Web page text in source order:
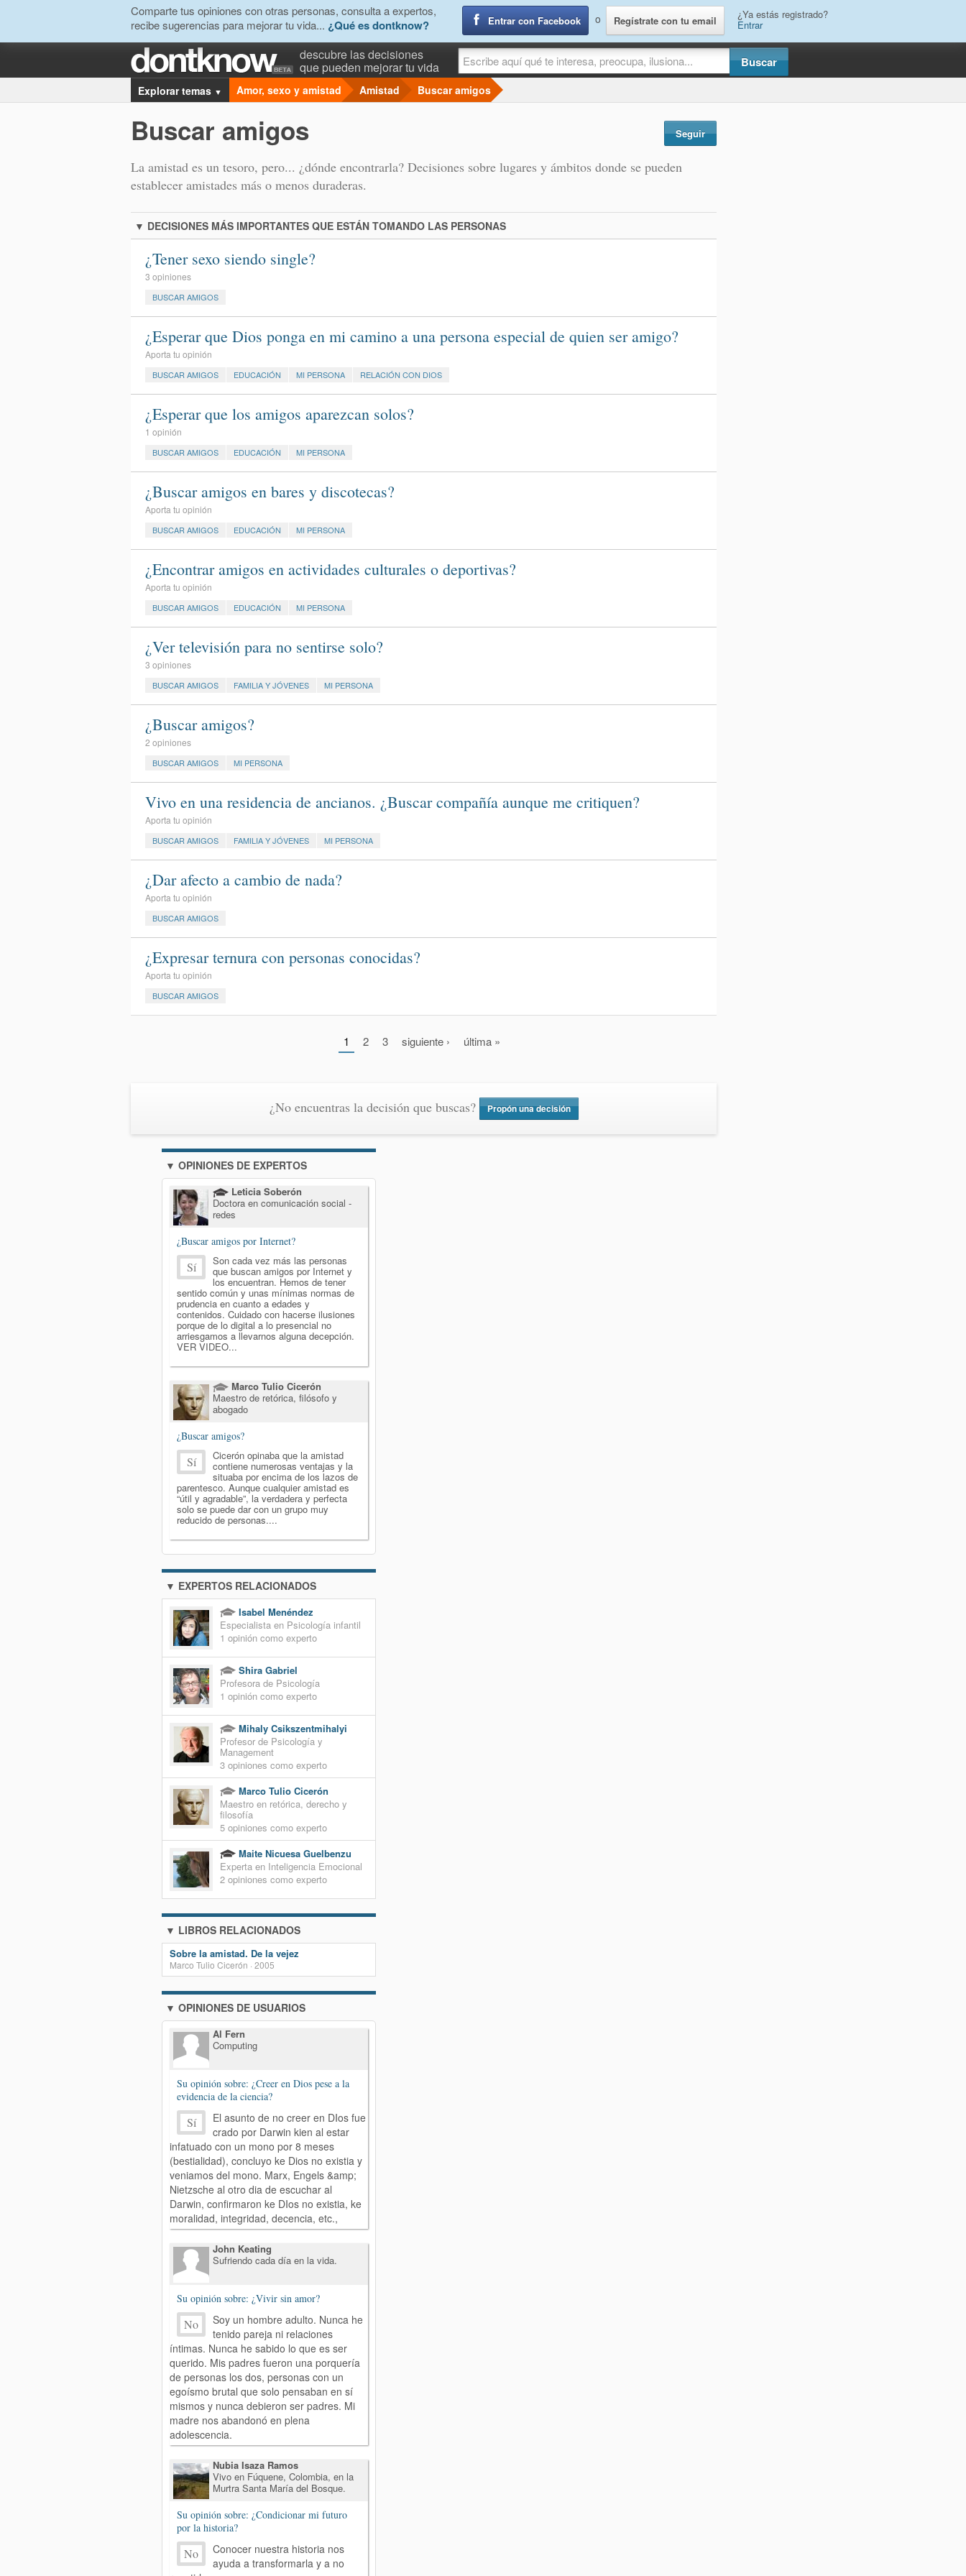
Comparte tus opiniones con otras personas, consulta a expertos,
recibe sugerencias para mejorar tu vida... ¿Qué es dontknow? Entrar con Facebook o Regístrate con tu email ¿Ya estás registrado?
Entrar
descubre las decisiones
que pueden mejorar tu vida
Explorar temas ▼ Amor, sexo y amistad Amistad Buscar amigos
Buscar amigos Seguir
La amistad es un tesoro, pero... ¿dónde encontrarla? Decisiones sobre lugares y ámbitos donde se pueden
establecer amistades más o menos duraderas.
▼ DECISIONES MÁS IMPORTANTES QUE ESTÁN TOMANDO LAS PERSONAS
¿Tener sexo siendo single?
3 opiniones
BUSCAR AMIGOS
¿Esperar que Dios ponga en mi camino a una persona especial de quien ser amigo?
Aporta tu opinión
BUSCAR AMIGOS EDUCACIÓN MI PERSONA RELACIÓN CON DIOS
¿Esperar que los amigos aparezcan solos?
1 opinión
BUSCAR AMIGOS EDUCACIÓN MI PERSONA
¿Buscar amigos en bares y discotecas?
Aporta tu opinión
BUSCAR AMIGOS EDUCACIÓN MI PERSONA
¿Encontrar amigos en actividades culturales o deportivas?
Aporta tu opinión
BUSCAR AMIGOS EDUCACIÓN MI PERSONA
¿Ver televisión para no sentirse solo?
3 opiniones
BUSCAR AMIGOS FAMILIA Y JÓVENES MI PERSONA
¿Buscar amigos?
2 opiniones
BUSCAR AMIGOS MI PERSONA
Vivo en una residencia de ancianos. ¿Buscar compañía aunque me critiquen?
Aporta tu opinión
BUSCAR AMIGOS FAMILIA Y JÓVENES MI PERSONA
¿Dar afecto a cambio de nada?
Aporta tu opinión
BUSCAR AMIGOS
¿Expresar ternura con personas conocidas?
Aporta tu opinión
BUSCAR AMIGOS
1 2 3 siguiente › última »
¿No encuentras la decisión que buscas? Propón una decisión
▼ OPINIONES DE EXPERTOS
Leticia Soberón
Doctora en comunicación social -
redes
¿Buscar amigos por Internet?
Sí Son cada vez más las personas
que buscan amigos por Internet y
los encuentran. Hemos de tener
sentido común y unas mínimas normas de
prudencia en cuanto a edades y
contenidos. Cuidado con hacerse ilusiones
porque de lo digital a lo presencial no
arriesgamos a llevarnos alguna decepción.
VER VIDEO...
Marco Tulio Cicerón
Maestro de retórica, filósofo y
abogado
¿Buscar amigos?
Sí Cicerón opinaba que la amistad
contiene numerosas ventajas y la
situaba por encima de los lazos de
parentesco. Aunque cualquier amistad es
“útil y agradable”, la verdadera y perfecta
solo se puede dar con un grupo muy
reducido de personas....
▼ EXPERTOS RELACIONADOS
Isabel Menéndez
Especialista en Psicología infantil
1 opinión como experto
Shira Gabriel
Profesora de Psicología
1 opinión como experto
Mihaly Csikszentmihalyi
Profesor de Psicología y
Management
3 opiniones como experto
Marco Tulio Cicerón
Maestro en retórica, derecho y
filosofía
5 opiniones como experto
Maite Nicuesa Guelbenzu
Experta en Inteligencia Emocional
2 opiniones como experto
▼ LIBROS RELACIONADOS
Sobre la amistad. De la vejez
Marco Tulio Cicerón · 2005
▼ OPINIONES DE USUARIOS
Al Fern
Computing
Su opinión sobre: ¿Creer en Dios pese a la
evidencia de la ciencia?
Sí
El asunto de no creer en DIos fue
crado por Darwin kien al estar
infatuado con un mono por 8 meses
(bestialidad), concluyo ke Dios no existia y
veniamos del mono. Marx, Engels &amp;
Nietzsche al otro dia de escuchar al
Darwin, confirmaron ke DIos no existia, ke
moralidad, integridad, decencia, etc.,
John Keating
Sufriendo cada día en la vida.
Su opinión sobre: ¿Vivir sin amor?
No
Soy un hombre adulto. Nunca he
tenido pareja ni relaciones
íntimas. Nunca he sabido lo que es ser
querido. Mis padres fueron una porquería
de personas los dos, personas con un
egoísmo brutal que solo pensaban en sí
mismos y nunca debieron ser padres. Mi
madre nos abandonó en plena
adolescencia.
Nubia Isaza Ramos
Vivo en Fúquene, Colombia, en la
Murtra Santa María del Bosque.
Su opinión sobre: ¿Condicionar mi futuro
por la historia?
No
Conocer nuestra historia nos
ayuda a transformarla y a no